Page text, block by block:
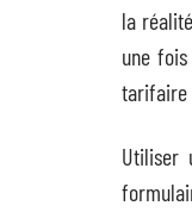
la
une
tarifaire
Utiliser